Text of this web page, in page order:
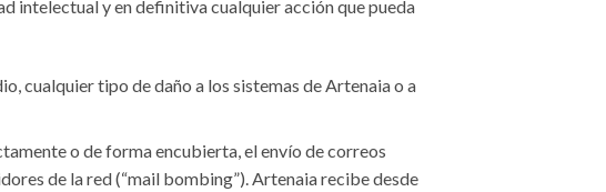
intelectual y en definitiva cualquier acción que pueda
cualquier tipo de daño a los sistemas de Artenaia o a
o de forma encubierta, el envío de correos
de la red (“mail bombing”). Artenaia recibe desde